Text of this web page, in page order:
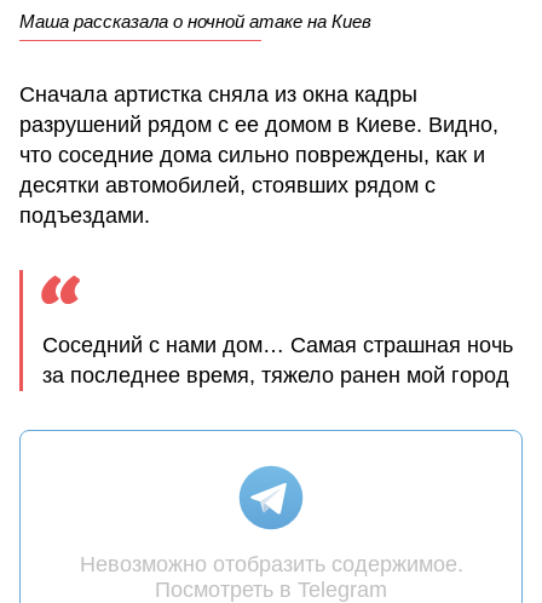
Маша рассказала о ночной атаке на Киев
Сначала артистка сняла из окна кадры
разрушений рядом с ее домом в Киеве. Видно,
что соседние дома сильно повреждены, как и
десятки автомобилей, стоявших рядом с
подъездами.
Соседний с нами дом… Самая страшная ночь
за последнее время, тяжело ранен мой город
Невозможно отобразить содержимое.
Посмотреть в Telegram